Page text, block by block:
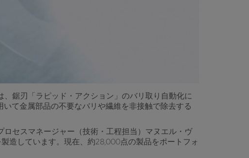
鋸刃「ラピッド・アクション」のバリ取り自動化に
て金属部品の不要なバリや繊維を非接触で除去する
セスマネージャー（技術・工程担当）マヌエル・ヴ
造しています。現在、約28,000点の製品をポートフォ